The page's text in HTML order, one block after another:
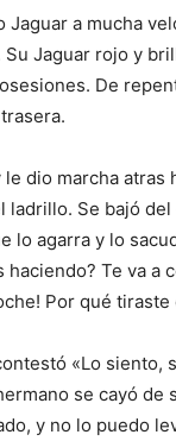
Jaguar a mucha
Jaguar rojo y
De
dio marcha atras
ladrillo. Se bajó
lo agarra y lo
haciendo? Te va a
Por qué tiraste
«Lo siento,
se cayó de
y no lo puedo